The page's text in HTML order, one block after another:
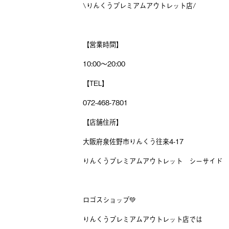
\りんくうプレミアムアウトレット店/
【営業時間】
10:00〜20:00
【TEL】
072-468-7801
【店舗住所】
大阪府泉佐野市りんくう往来4-17
りんくうプレミアムアウトレット シーサイド
ロゴスショップ💚
りんくうプレミアムアウトレット店では